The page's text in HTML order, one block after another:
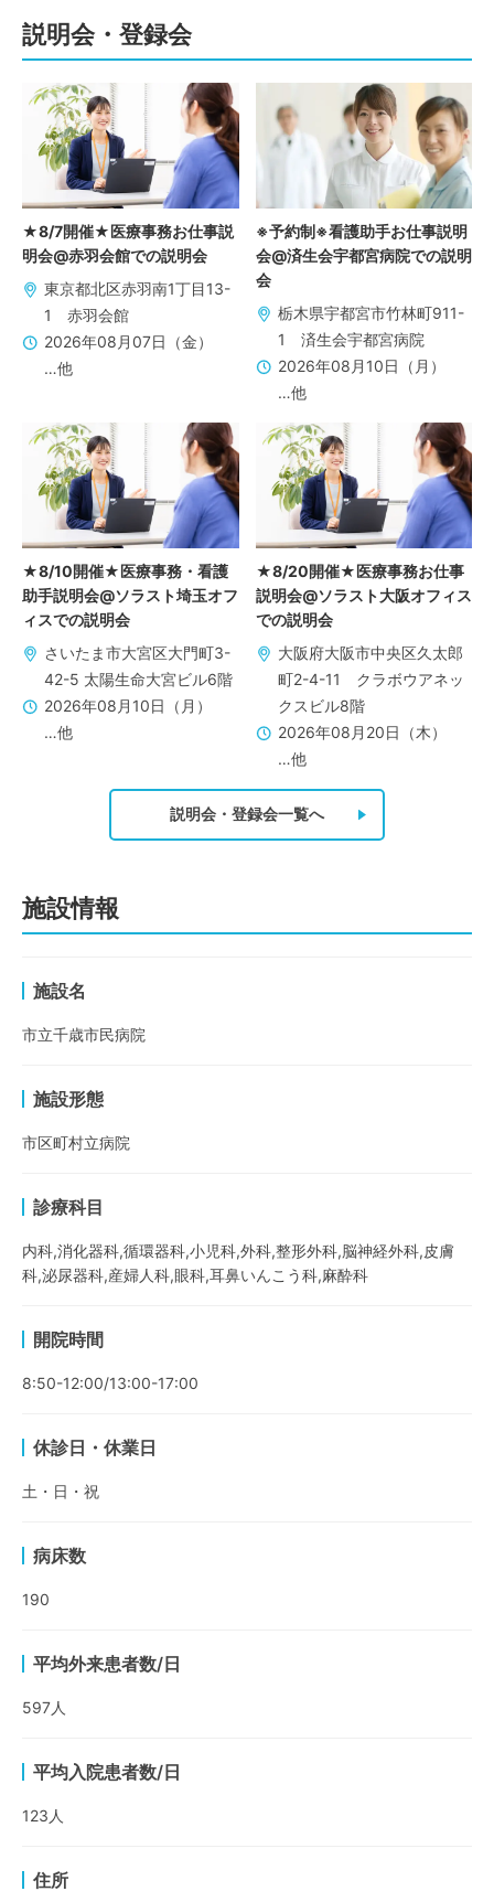
説明会・登録会
★8/7開催★医療事務お仕事説
明会@赤羽会館での説明会
東京都北区赤羽南1丁目13-
1 赤羽会館
2026年08月07日（金）
…他
※予約制※看護助手お仕事説明
会@済生会宇都宮病院での説明
会
栃木県宇都宮市竹林町911-
1 済生会宇都宮病院
2026年08月10日（月）
…他
★8/10開催★医療事務・看護
助手説明会@ソラスト埼玉オフ
ィスでの説明会
さいたま市大宮区大門町3-
42-5 太陽生命大宮ビル6階
2026年08月10日（月）
…他
★8/20開催★医療事務お仕事
説明会@ソラスト大阪オフィス
での説明会
大阪府大阪市中央区久太郎
町2-4-11 クラボウアネッ
クスビル8階
2026年08月20日（木）
…他
説明会・登録会一覧へ
施設情報
施設名
市立千歳市民病院
施設形態
市区町村立病院
診療科目
内科,消化器科,循環器科,小児科,外科,整形外科,脳神経外科,皮膚
科,泌尿器科,産婦人科,眼科,耳鼻いんこう科,麻酔科
開院時間
8:50-12:00/13:00-17:00
休診日・休業日
土・日・祝
病床数
190
平均外来患者数/日
597人
平均入院患者数/日
123 人
住所